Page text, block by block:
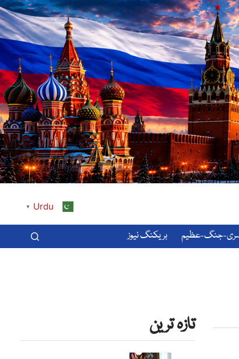
Urdu
▼
بریکنگ نیوز
تازہ ترین